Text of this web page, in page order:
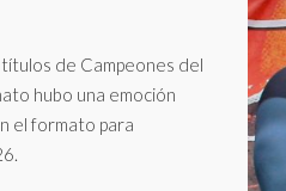
de Campeones del
hubo una emoción
el formato para